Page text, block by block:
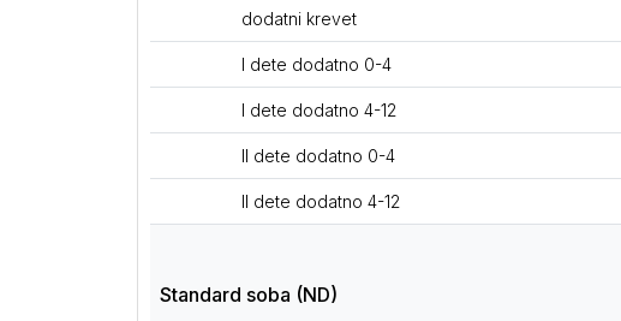
dodatni krevet
I dete dodatno 0-4
I dete dodatno 4-12
II dete dodatno 0-4
II dete dodatno 4-12
Standard soba (ND)